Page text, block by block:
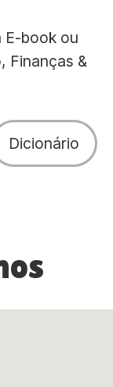
E-book ou
Finanças &
Dicionário